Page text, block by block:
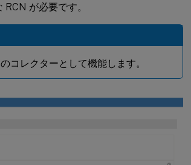
が必要です。
コレクターとして機能します。